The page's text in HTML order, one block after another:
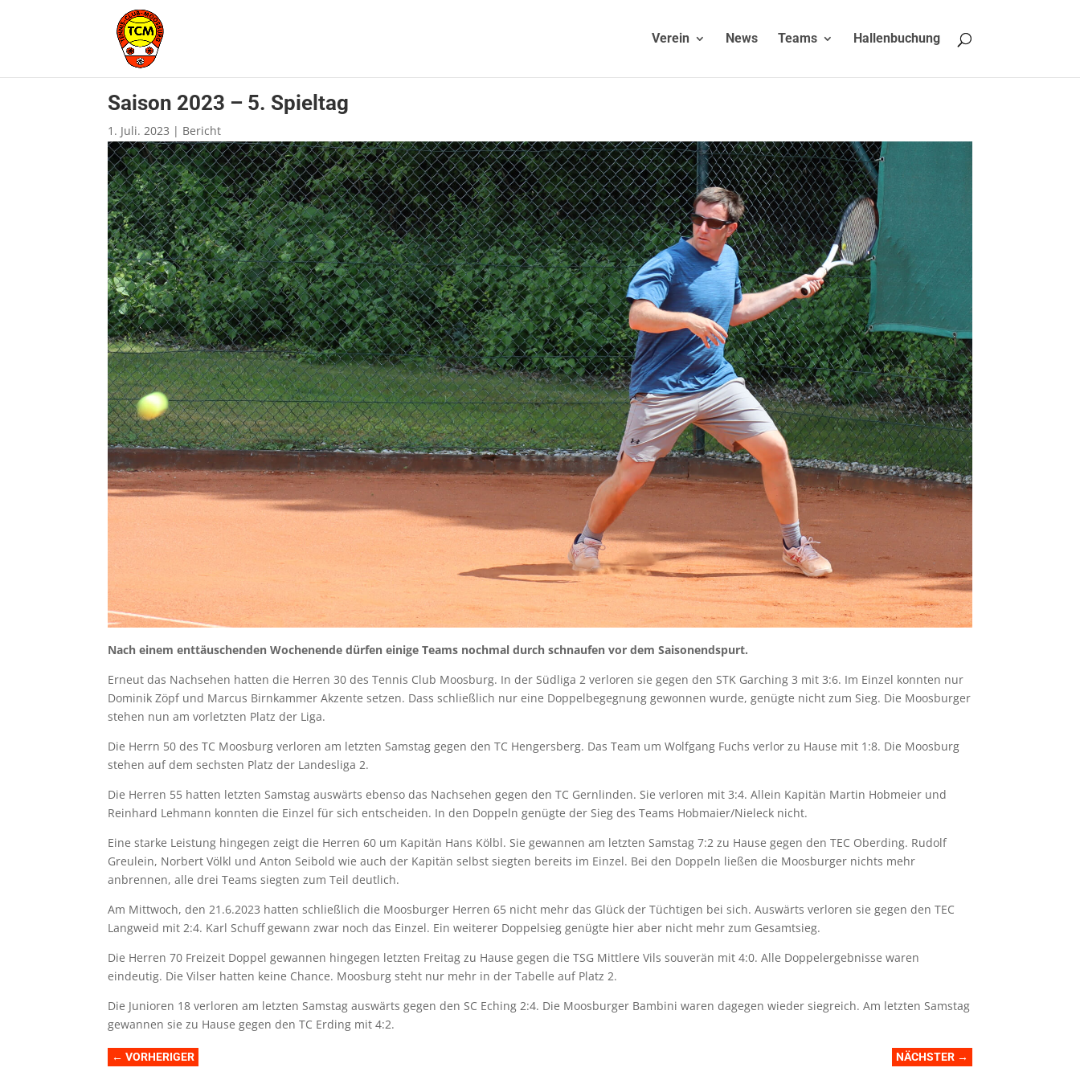
Verein News Teams Hallenbuchung
Saison 2023 – 5. Spieltag
1. Juli. 2023 | Bericht
Nach einem enttäuschenden Wochenende dürfen einige Teams nochmal durch schnaufen vor dem Saisonendspurt.
Erneut das Nachsehen hatten die Herren 30 des Tennis Club Moosburg. In der Südliga 2 verloren sie gegen den STK Garching 3 mit 3:6. Im Einzel konnten nur
Dominik Zöpf und Marcus Birnkammer Akzente setzen. Dass schließlich nur eine Doppelbegegnung gewonnen wurde, genügte nicht zum Sieg. Die Moosburger
stehen nun am vorletzten Platz der Liga.
Die Herrn 50 des TC Moosburg verloren am letzten Samstag gegen den TC Hengersberg. Das Team um Wolfgang Fuchs verlor zu Hause mit 1:8. Die Moosburg
stehen auf dem sechsten Platz der Landesliga 2.
Die Herren 55 hatten letzten Samstag auswärts ebenso das Nachsehen gegen den TC Gernlinden. Sie verloren mit 3:4. Allein Kapitän Martin Hobmeier und
Reinhard Lehmann konnten die Einzel für sich entscheiden. In den Doppeln genügte der Sieg des Teams Hobmaier/Nieleck nicht.
Eine starke Leistung hingegen zeigt die Herren 60 um Kapitän Hans Kölbl. Sie gewannen am letzten Samstag 7:2 zu Hause gegen den TEC Oberding. Rudolf
Greulein, Norbert Völkl und Anton Seibold wie auch der Kapitän selbst siegten bereits im Einzel. Bei den Doppeln ließen die Moosburger nichts mehr
anbrennen, alle drei Teams siegten zum Teil deutlich.
Am Mittwoch, den 21.6.2023 hatten schließlich die Moosburger Herren 65 nicht mehr das Glück der Tüchtigen bei sich. Auswärts verloren sie gegen den TEC
Langweid mit 2:4. Karl Schuff gewann zwar noch das Einzel. Ein weiterer Doppelsieg genügte hier aber nicht mehr zum Gesamtsieg.
Die Herren 70 Freizeit Doppel gewannen hingegen letzten Freitag zu Hause gegen die TSG Mittlere Vils souverän mit 4:0. Alle Doppelergebnisse waren
eindeutig. Die Vilser hatten keine Chance. Moosburg steht nur mehr in der Tabelle auf Platz 2.
Die Junioren 18 verloren am letzten Samstag auswärts gegen den SC Eching 2:4. Die Moosburger Bambini waren dagegen wieder siegreich. Am letzten Samstag
gewannen sie zu Hause gegen den TC Erding mit 4:2.
←VORHERIGER NÄCHSTER→